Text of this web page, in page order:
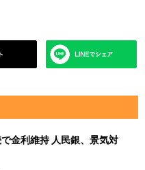
金利維持 人民銀、景気対